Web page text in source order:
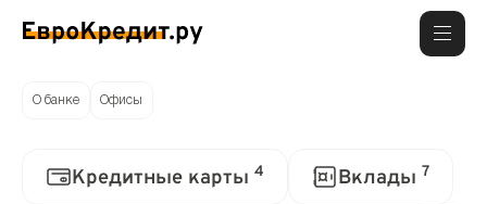
О банке Офисы
Кредитные карты 4 Вклады 7